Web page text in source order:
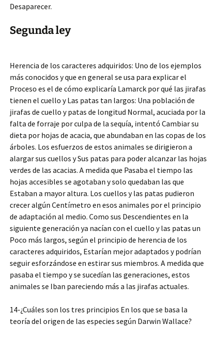
Desaparecer.
Segunda ley
Herencia de los caracteres adquiridos: Uno de los ejemplos
más conocidos y que en general se usa para explicar el
Proceso es el de cómo explicaría Lamarck por qué las jirafas
tienen el cuello y Las patas tan largos: Una población de
jirafas de cuello y patas de longitud Normal, acuciada por la
falta de forraje por culpa de la sequía, intentó Cambiar su
dieta por hojas de acacia, que abundaban en las copas de los
árboles. Los esfuerzos de estos animales se dirigieron a
alargar sus cuellos y Sus patas para poder alcanzar las hojas
verdes de las acacias. A medida que Pasaba el tiempo las
hojas accesibles se agotaban y solo quedaban las que
Estaban a mayor altura. Los cuellos y las patas pudieron
crecer algún Centímetro en esos animales por el principio
de adaptación al medio. Como sus Descendientes en la
siguiente generación ya nacían con el cuello y las patas un
Poco más largos, según el principio de herencia de los
caracteres adquiridos, Estarían mejor adaptados y podrían
seguir esforzándose en estirar sus miembros. A medida que
pasaba el tiempo y se sucedían las generaciones, estos
animales se Iban pareciendo más a las jirafas actuales.
14-¿Cuáles son los tres principios En los que se basa la
teoría del origen de las especies según Darwin Wallace?